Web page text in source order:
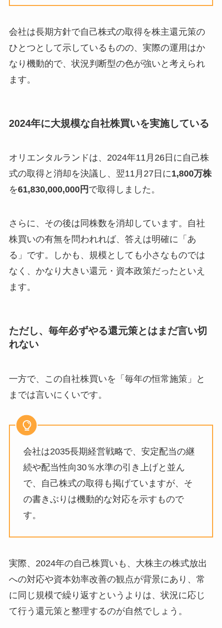
会社は長期方針で自己株式の取得を株主還元策の
ひとつとして示しているものの、実際の運用はか
なり機動的で、状況判断型の色が強いと考えられ
ます。
2024年に大規模な自社株買いを実施している
オリエンタルランドは、2024年11月26日に自己株
式の取得と消却を決議し、翌11月27日に1,800万株
を61,830,000,000円 で取得しました。
さらに、その後は同株数を消却しています。自社
株買いの有無を問われれば、答えは明確に「あ
る」です。しかも、規模としても小さなものでは
なく、かなり大きい還元・資本政策だったといえ
ます。
ただし、毎年必ずやる還元策とはまだ言い切
れない
一方で、この自社株買いを「毎年の恒常施策」と
までは言いにくいです。
会社は2035長期経営戦略で、安定配当の継
続や配当性向30％水準の引き上げと並ん
で、自己株式の取得も掲げていますが、そ
の書きぶりは機動的な対応を示すもので
す。
実際、2024年の自己株買いも、大株主の株式放出
への対応や資本効率改善の観点が背景にあり、常
に同じ規模で繰り返すというよりは、状況に応じ
て行う還元策と整理するのが自然でしょう。